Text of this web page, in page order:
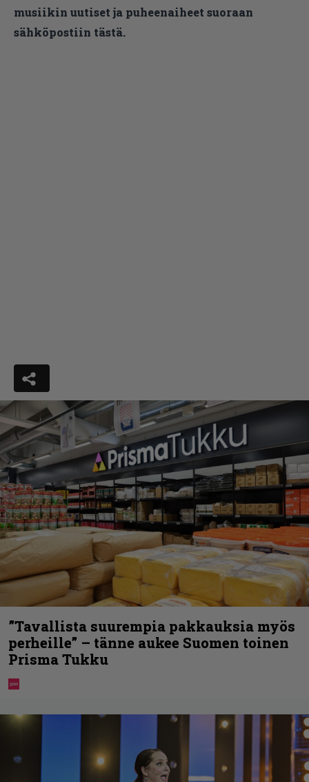
musiikin uutiset ja puheenaiheet suoraan
sähköpostiin tästä.
”Tavallista suurempia pakkauksia myös
perheille” – tänne aukee Suomen toinen
Prisma Tukku